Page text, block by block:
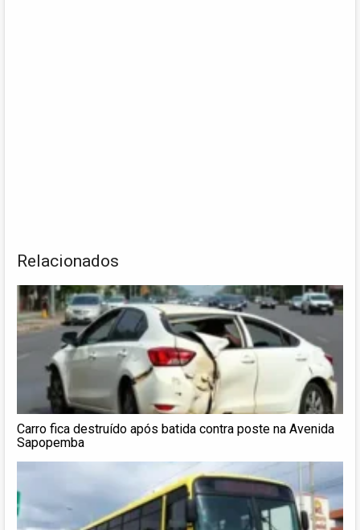
Relacionados
Carro fica destruído após batida contra poste na Avenida
Sapopemba